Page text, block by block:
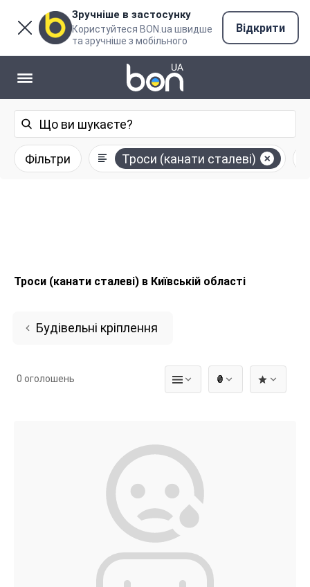
Зручніше в застосунку
Користуйтеся BON.ua швидше
та зручніше з мобільного
Відкрити
Фільтри Троси (канати сталеві)
Троси (канати сталеві) в Київській області
Будівельні кріплення
₴
0 оголошень